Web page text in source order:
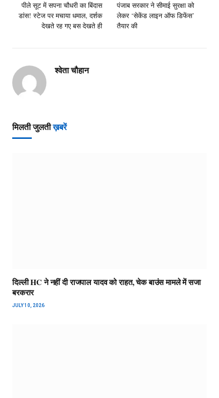
पीले सूट में सपना चौधरी का बिंदास
डांस! स्टेज पर मचाया धमाल, दर्शक
देखते रह गए बस देखते ही
पंजाब सरकार ने सीमाई सुरक्षा को
लेकर ‘सेकेंड लाइन ऑफ डिफेंस’
तैयार की
श्वेता चौहान
मिलती जुलतीख़बरें
दिल्ली HC ने नहीं दी राजपाल यादव को राहत, चेक बाउंस मामले में सजा
बरकरार
JULY 10, 2026